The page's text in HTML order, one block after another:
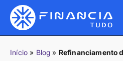
Início » Blog » Refinanciamento